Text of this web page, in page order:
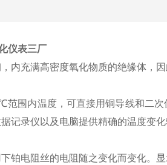
仪表三厂
内充满高密度氧化物质的绝缘体，
范围内温度，可直接用铜导线和二
记录仪以及电脑提供精确的温度变
铂电阻丝的电阻随之变化而变化。